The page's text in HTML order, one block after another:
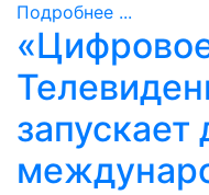
Подробнее ...
запускает